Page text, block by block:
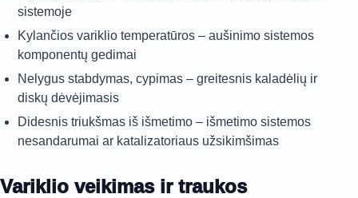
sistemoje
Kylančios variklio temperatūros – aušinimo sistemos
komponentų gedimai
Nelygus stabdymas, cypimas – greitesnis kaladėlių ir
diskų dėvėjimasis
Didesnis triukšmas iš išmetimo – išmetimo sistemos
nesandarumai ar katalizatoriaus užsikimšimas
Variklio veikimas ir traukos